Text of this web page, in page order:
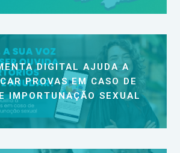
DIGITAL AJUDA A
PROVAS EM CASO DE
IMPORTUNAÇÃO SEXUAL